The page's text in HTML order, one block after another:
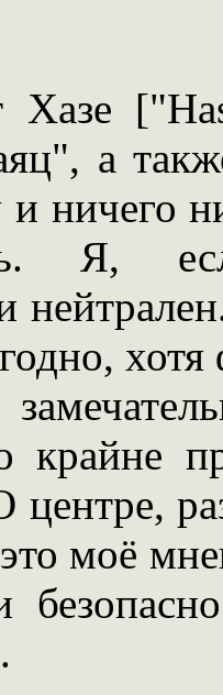
Хазе
а
и ничего
Я,
крайне
центре,
моё